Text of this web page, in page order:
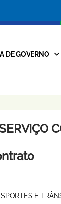
da
DE GOVERNO
E